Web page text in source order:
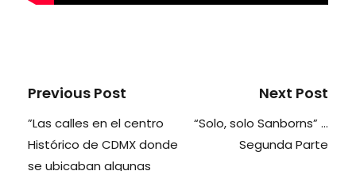
Previous Post
”Las calles en el centro
Histórico de CDMX donde
se ubicaban algunas
Next Post
“Solo, solo Sanborns” …
Segunda Parte